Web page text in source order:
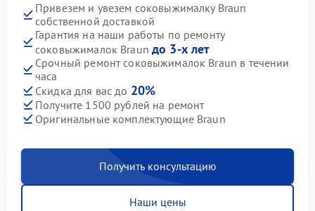
Привезем и увезем соковыжималку Braun
собственной доставкой
Гарантия на наши работы по ремонту
соковыжималок Braunдо 3-х лет
Срочный ремонт соковыжималок Braun в течении
часа
Скидка для вас до 20%
Получите 1500 рублей на ремонт
Оригинальные комплектующие Braun
Получить консультацию
Наши цены